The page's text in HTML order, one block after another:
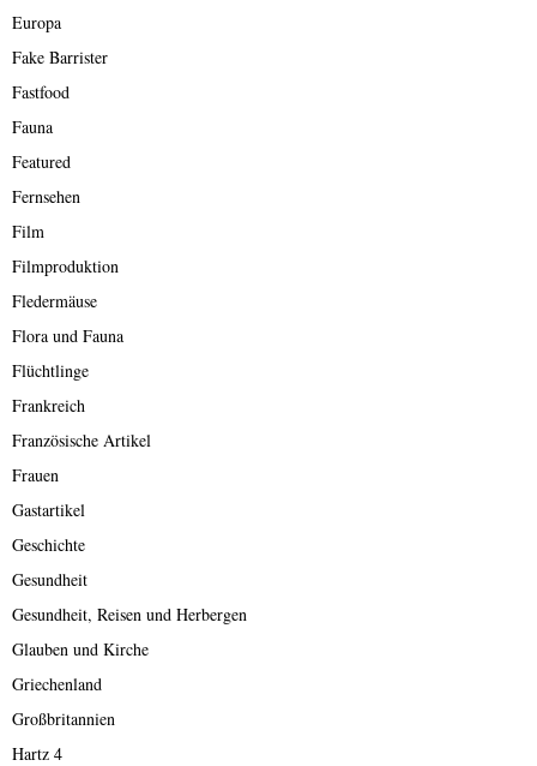
Europa
Fake Barrister
Fastfood
Fauna
Featured
Fernsehen
Film
Filmproduktion
Fledermäuse
Flora und Fauna
Flüchtlinge
Frankreich
Französische Artikel
Frauen
Gastartikel
Geschichte
Gesundheit
Gesundheit, Reisen und Herbergen
Glauben und Kirche
Griechenland
Großbritannien
Hartz 4